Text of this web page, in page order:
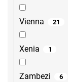
Vienna 21
Xenia 1
Zambezi 6